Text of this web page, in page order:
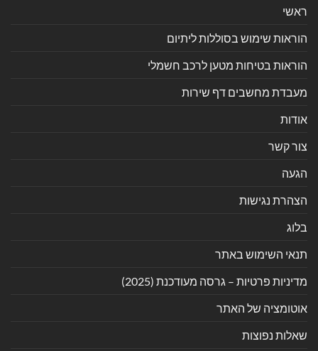
ראשי
הוראות שימוש בסוללות ליתיום
הוראות בטיחות מטען לרכב חשמלי
מעבדת מחשבים דף שירות
אודות
צור קשר
הגעה
הצהרת נגישות
בלוג
תנאי השימוש באתר
מדיניות פרטיות – גרסה מעודכנת (2025)
אוטומציה של האתר
שאלות נפוצות